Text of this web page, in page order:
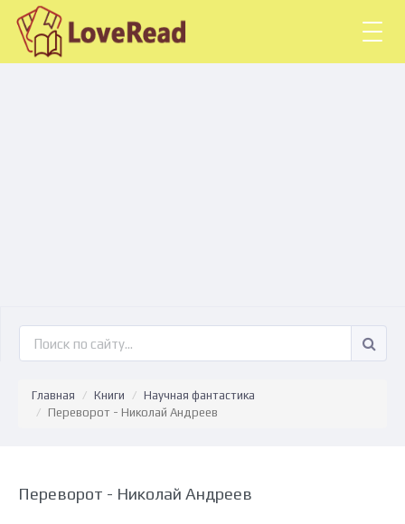
Главная Книги
Научная фантастика
Переворот - Николай Андреев
Переворот - Николай Андреев